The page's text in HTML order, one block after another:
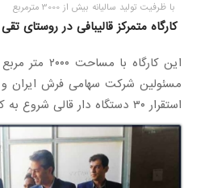
با ظرفیت تولید سالیانه بیش از 3000 مترمربع
کارگاه متمرکز قالیبافی در روستای
استقرار ۳۰ دستگاه دار قالی شروع به کار کرد.